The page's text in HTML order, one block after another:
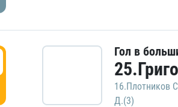
Гол в
16.Плотников
Д.(3)